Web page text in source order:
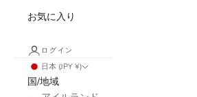
お気に入り
ログイン
日本 (JPY ¥)
国/地域